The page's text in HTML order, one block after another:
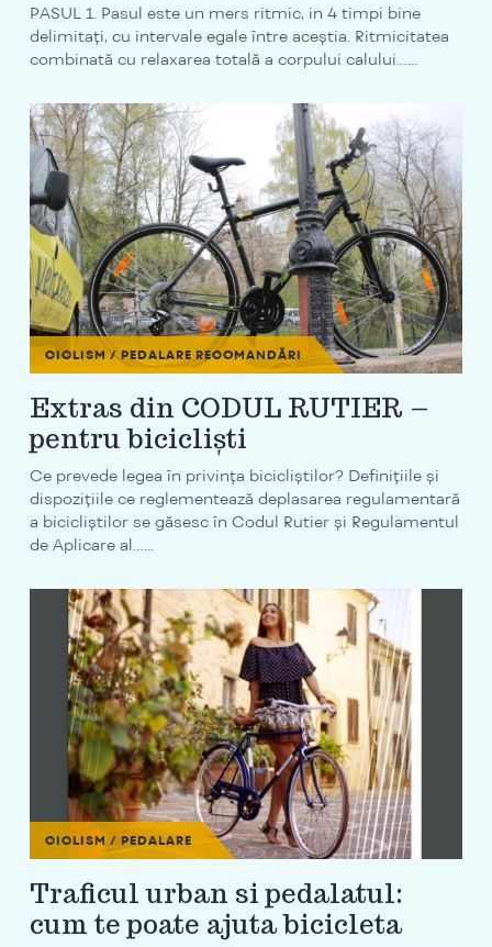
PASUL 1. Pasul este un mers ritmic, in 4 timpi bine
delimitaţi, cu intervale egale între aceştia. Ritmicitatea
combinată cu relaxarea totală a corpului calului…...
CICLISM / PEDALARE RECOMANDĂRI
Extras din CODUL RUTIER –
pentru bicicliști
Ce prevede legea în privința bicicliștilor? Definițiile și
dispozițiile ce reglementează deplasarea regulamentară
a bicicliștilor se găsesc în Codul Rutier și Regulamentul
de Aplicare al…...
CICLISM / PEDALARE
Traficul urban si pedalatul:
cum te poate ajuta bicicleta